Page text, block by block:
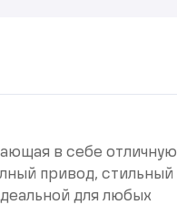
в себе отличную
привод, стильный
для любых